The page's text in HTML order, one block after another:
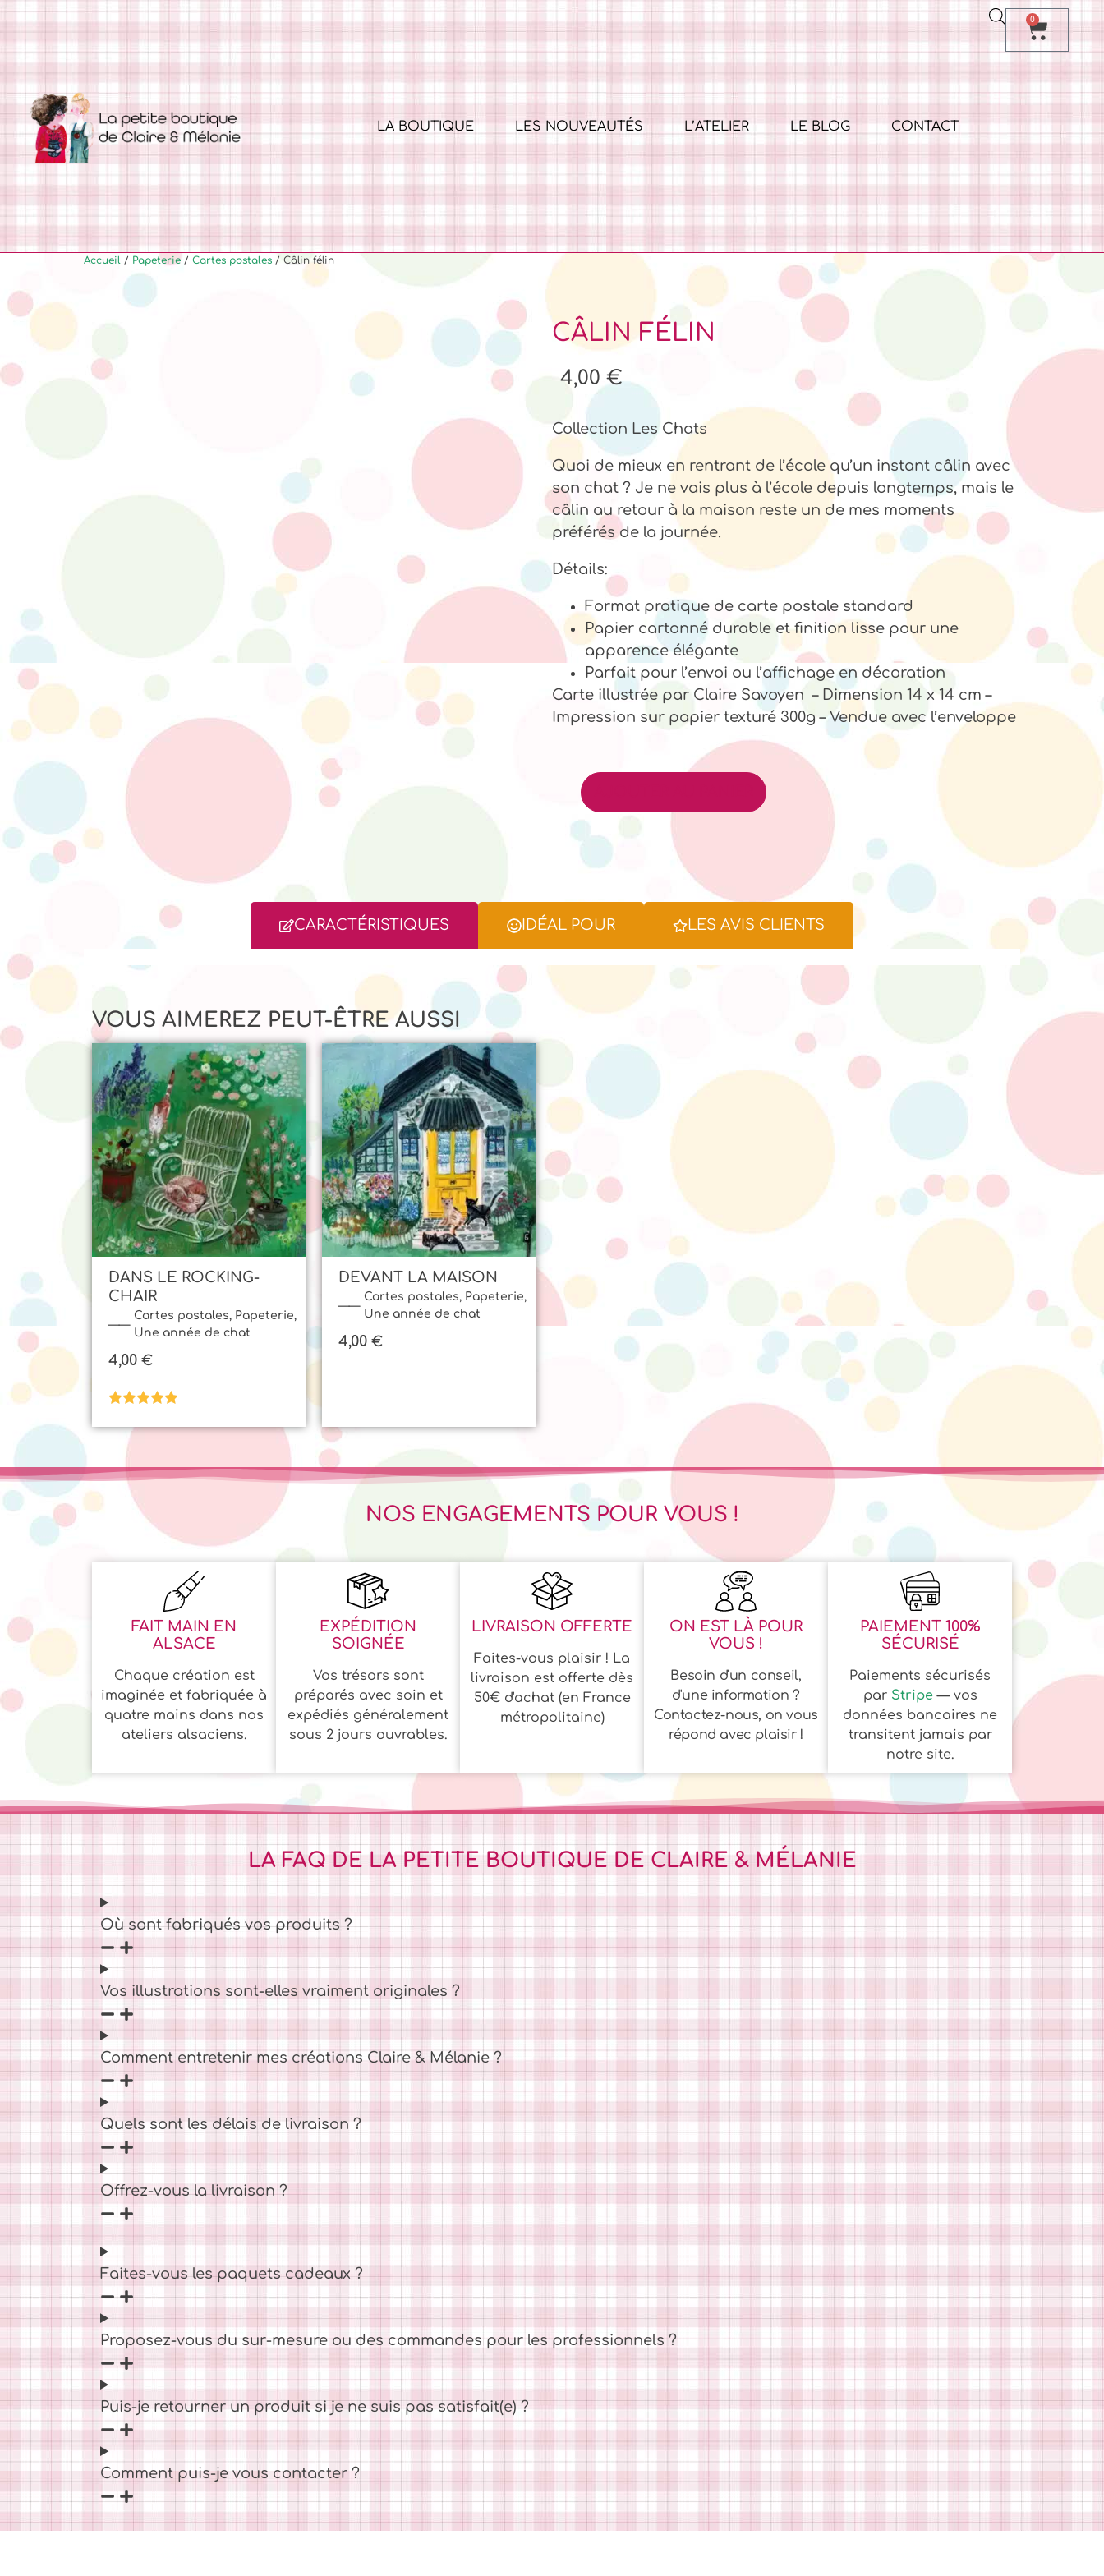
LA BOUTIQUE LES NOUVEAUTÉS L’ATELIER LE BLOG CONTACT
0
Accueil / Papeterie / Cartes postales / Câlin félin
CÂLIN FÉLIN
4,00 €
Collection Les Chats
Quoi de mieux en rentrant de l’école qu’un instant câlin avec
son chat ? Je ne vais plus à l’école depuis longtemps, mais le
câlin au retour à la maison reste un de mes moments
préférés de la journée.
Détails:
Format pratique de carte postale standard
Papier cartonné durable et finition lisse pour une
apparence élégante
Parfait pour l’envoi ou l’affichage en décoration
Carte illustrée par Claire Savoyen – Dimension 14 x 14 cm –
Impression sur papier texturé 300g – Vendue avec l’enveloppe
CARACTÉRISTIQUES IDÉAL POUR LES AVIS CLIENTS
VOUS AIMEREZ PEUT-ÊTRE AUSSI
Cartes postales, Papeterie,
Une année de chat
DANS LE ROCKING-
CHAIR
4,00 €
sur 5
Cartes postales, Papeterie,
Une année de chat
DEVANT LA MAISON
4,00 €
NOS ENGAGEMENTS POUR VOUS !
FAIT MAIN EN
ALSACE
Chaque création est
imaginée et fabriquée à
quatre mains dans nos
ateliers alsaciens.
EXPÉDITION
SOIGNÉE
Vos trésors sont
préparés avec soin et
expédiés généralement
sous 2 jours ouvrables.
LIVRAISON OFFERTE
Faites-vous plaisir ! La
livraison est offerte dès
50€ d'achat (en France
métropolitaine)
ON EST LÀ POUR
VOUS !
Besoin d'un conseil,
d'une information ?
Contactez-nous, on vous
répond avec plaisir !
PAIEMENT 100%
SÉCURISÉ
Paiements sécurisés
par Stripe— vos
données bancaires ne
transitent jamais par
notre site.
LA FAQ DE LA PETITE BOUTIQUE DE CLAIRE & MÉLANIE
Où sont fabriqués vos produits ?
Vos illustrations sont-elles vraiment originales ?
Comment entretenir mes créations Claire & Mélanie ?
Quels sont les délais de livraison ?
Offrez-vous la livraison ?
Faites-vous les paquets cadeaux ?
Proposez-vous du sur-mesure ou des commandes pour les professionnels ?
Puis-je retourner un produit si je ne suis pas satisfait(e) ?
Comment puis-je vous contacter ?